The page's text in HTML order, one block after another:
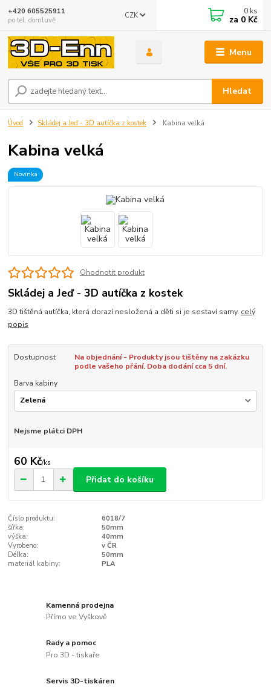
Menu
CZK
Hledat
+420 605525911
po tel. domluvě
0 ks
za 0 Kč
Úvod Skládej a Jeď - 3D autíčka z kostek Kabina velká
Kabina velká
Novinka
Ohodnotit produkt
Skládej a Jeď - 3D autíčka z kostek
3D tištěná autíčka, která dorazí nesložená a děti si je sestaví samy. celý
popis
Dostupnost
Na objednání - Produkty jsou tištěny na zakázku
podle vašeho přání. Doba dodání cca 5 dní.
Barva kabiny
Nejsme plátci DPH
60 Kč/ks
Přidat do košíku
Číslo produktu:
6018/7
šířka:
50mm
výška:
40mm
Vyrobeno:
v ČR
Délka:
50mm
materiál kabiny:
PLA
Kamenná prodejna
Přímo ve Vyškově
Rady a pomoc
Pro 3D - tiskaře
Servis 3D-tiskáren